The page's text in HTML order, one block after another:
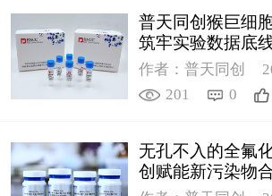
普天同创猴巨细
筑牢实验数据底
作者：普天同创
201
0
无孔不入的全氟
创赋能新污染物